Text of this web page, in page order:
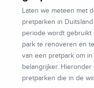
Laten we meteen met
pretparken in
periode wordt gebruikt
park te renoveren en
van een pretpark om
belangrijker.
pretparken die in de